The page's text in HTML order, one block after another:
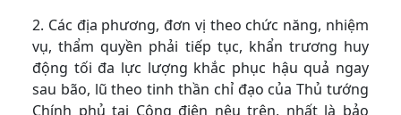
2. Các địa phương, đơn vị theo chức năng, nhiệm
vụ, thẩm quyền phải tiếp tục, khẩn trương huy
động tối đa lực lượng khắc phục hậu quả ngay
sau bão, lũ theo tinh thần chỉ đạo của Thủ tướng
Chính phủ tại Công điện nêu trên, nhất là bảo